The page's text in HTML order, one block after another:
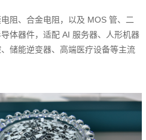
阻、合金电阻，以及 MOS 管、二
体器件，适配 AI 服务器、人形机器
储能逆变器、高端医疗设备等主流